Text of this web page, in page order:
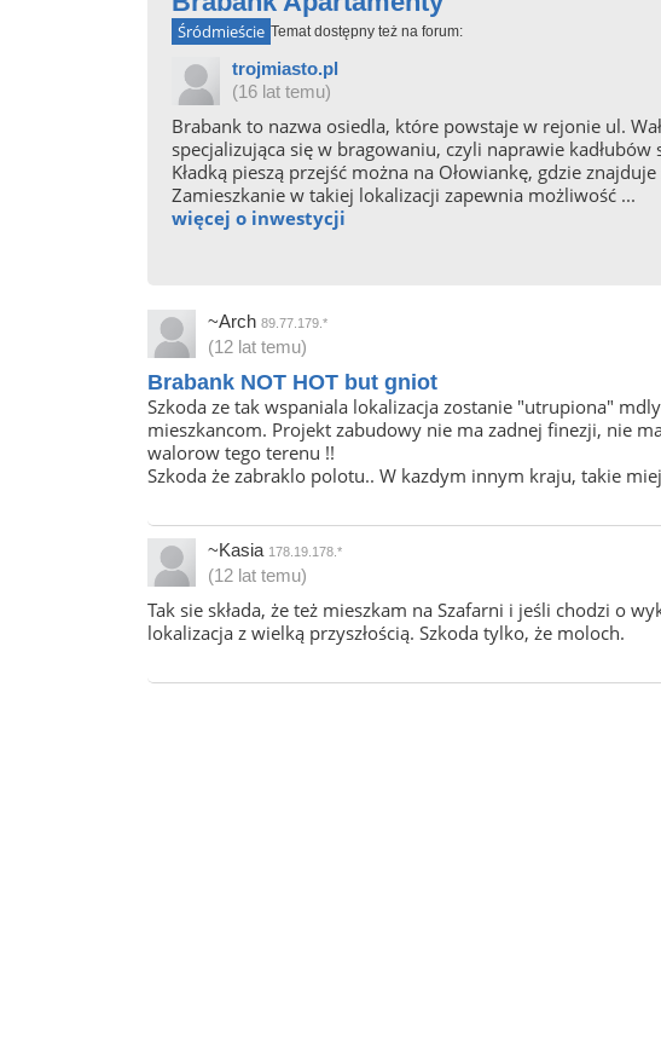
Śródmieście Temat dostępny też na forum:
trojmiasto.pl
(16 lat temu)
Brabank to nazwa osiedla, które powstaje w rejonie ul.
specjalizująca się w bragowaniu, czyli naprawie
Kładką pieszą przejść można na Ołowiankę, gdzie
Zamieszkanie w takiej lokalizacji zapewnia możliwość ...
więcej o inwestycji
~Arch 89.77.179.*
(12 lat temu)
Brabank NOT HOT but gniot
Szkoda ze tak wspaniala lokalizacja zostanie "utrupiona"
mieszkancom. Projekt zabudowy nie ma zadnej finezji, nie
walorow tego terenu !!
Szkoda że zabraklo polotu.. W kazdym innym kraju, takie
~Kasia 178.19.178.*
(12 lat temu)
Tak sie składa, że też mieszkam na Szafarni i jeśli chodzi o
lokalizacja z wielką przyszłością. Szkoda tylko, że moloch.